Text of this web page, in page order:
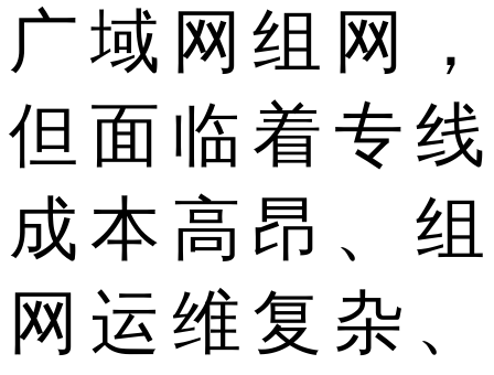
广域网组网，
但面临着专线
成本高昂、组
网运维复杂、